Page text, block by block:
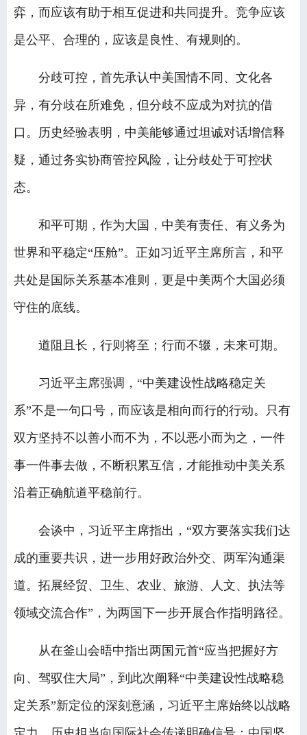
弈，而应该有助于相互促进和共同提升。竞争应该
是公平、合理的，应该是良性、有规则的。
分歧可控，首先承认中美国情不同、文化各
异，有分歧在所难免，但分歧不应成为对抗的借
口。历史经验表明，中美能够通过坦诚对话增信释
疑，通过务实协商管控风险，让分歧处于可控状
态。
和平可期，作为大国，中美有责任、有义务为
世界和平稳定“压舱”。正如习近平主席所言，和平
共处是国际关系基本准则，更是中美两个大国必须
守住的底线。
道阻且长，行则将至；行而不辍，未来可期。
习近平主席强调，“中美建设性战略稳定关
系”不是一句口号，而应该是相向而行的行动。只有
双方坚持不以善小而不为，不以恶小而为之，一件
事一件事去做，不断积累互信，才能推动中美关系
沿着正确航道平稳前行。
会谈中，习近平主席指出，“双方要落实我们达
成的重要共识，进一步用好政治外交、两军沟通渠
道。拓展经贸、卫生、农业、旅游、人文、执法等
领域交流合作”，为两国下一步开展合作指明路径。
从在釜山会晤中指出两国元首“应当把握好方
向、驾驭住大局”，到此次阐释“中美建设性战略稳
定关系”新定位的深刻意涵，习近平主席始终以战略